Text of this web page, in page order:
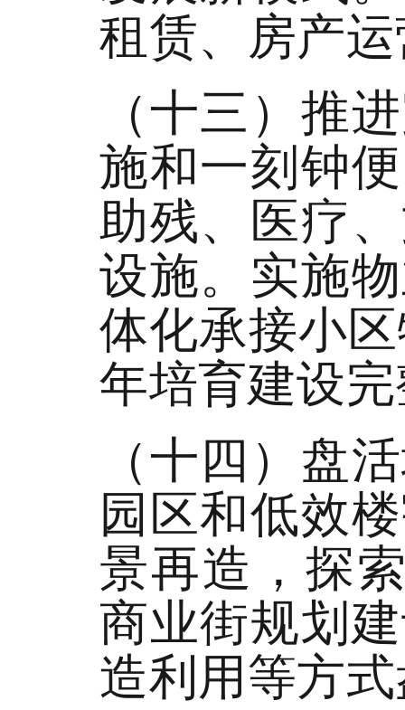
租赁、房产
（十三）推
施和一刻钟
助残、医疗
设施。实施
体化承接小
年培育建设
（十四）盘
园区和低效
景再造，探
商业街规划
造利用等方